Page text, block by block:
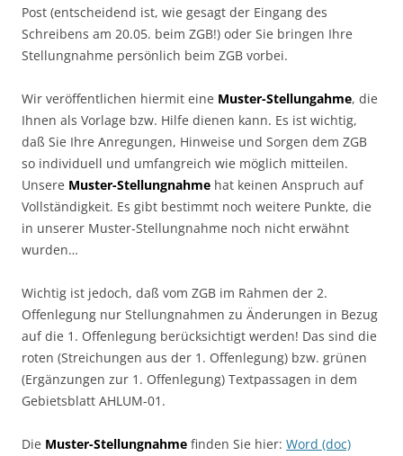
Post (entscheidend ist, wie gesagt der Eingang des
Schreibens am 20.05. beim ZGB!) oder Sie bringen Ihre
Stellungnahme persönlich beim ZGB vorbei.
Wir veröffentlichen hiermit eine Muster-Stellungahme, die
Ihnen als Vorlage bzw. Hilfe dienen kann. Es ist wichtig,
daß Sie Ihre Anregungen, Hinweise und Sorgen dem ZGB
so individuell und umfangreich wie möglich mitteilen.
Unsere Muster-Stellungnahme hat keinen Anspruch auf
Vollständigkeit. Es gibt bestimmt noch weitere Punkte, die
in unserer Muster-Stellungnahme noch nicht erwähnt
wurden…
Wichtig ist jedoch, daß vom ZGB im Rahmen der 2.
Offenlegung nur Stellungnahmen zu Änderungen in Bezug
auf die 1. Offenlegung berücksichtigt werden! Das sind die
roten (Streichungen aus der 1. Offenlegung) bzw. grünen
(Ergänzungen zur 1. Offenlegung) Textpassagen in dem
Gebietsblatt AHLUM-01.
Die Muster-Stellungnahme finden Sie hier: Word (doc)